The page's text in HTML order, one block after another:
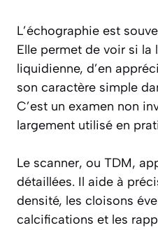
L’échographie est
Elle permet de voir si la
liquidienne, d’en
son caractère simple
C’est un examen non
largement utilisé en
Le scanner, ou TDM,
détaillées. Il aide à
densité, les cloisons
calcifications et les